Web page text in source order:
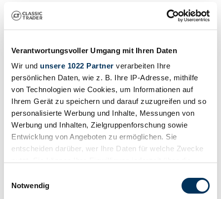
Verantwortungsvoller Umgang mit Ihren Daten
Wir und unsere 1022 Partner verarbeiten Ihre
persönlichen Daten, wie z. B. Ihre IP-Adresse, mithilfe
von Technologien wie Cookies, um Informationen auf
Ihrem Gerät zu speichern und darauf zuzugreifen und so
personalisierte Werbung und Inhalte, Messungen von
Werbung und Inhalten, Zielgruppenforschung sowie
Entwicklung von Angeboten zu ermöglichen. Sie
entscheiden darüber, wer Ihre Daten für welche Zwecke
Trigger Symbol ändern oder widerrufen
Notwendig
Händler
Karosserieform
Coupé
Tachostand (abgelesen)
79.458 km
Leistung (kW/PS)
298 / 405